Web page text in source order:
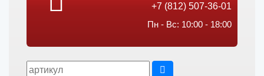
+7 (812) 507-36-01
Пн - Вс: 10:00 - 18:00